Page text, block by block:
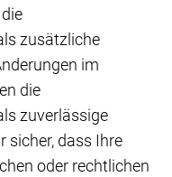
zusätzliche
im
die
zuverlässige
sicher, dass Ihre
oder rechtlichen